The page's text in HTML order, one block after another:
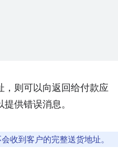
，则可以向返回给付款应
供错误消息。
收到客户的完整送货地址。